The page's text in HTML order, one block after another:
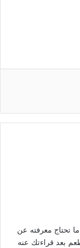
تحتاج معرفته عن
بعد قراءتك عنه